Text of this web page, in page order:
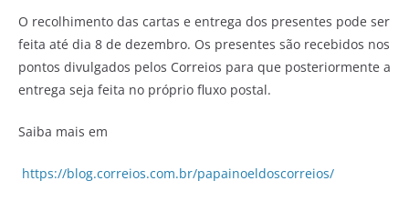
O recolhimento das cartas e entrega dos presentes pode ser
feita até dia 8 de dezembro. Os presentes são recebidos nos
pontos divulgados pelos Correios para que posteriormente a
entrega seja feita no próprio fluxo postal.
Saiba mais em
https://blog.correios.com.br/papainoeldoscorreios/